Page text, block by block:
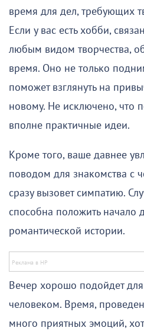
время для дел, требующих
Если у вас есть хобби,
любым видом творчества,
время. Оно не только
поможет взглянуть на
новому. Не исключено, что
вполне практичные идеи.
Кроме того, ваше давнее
поводом для знакомства с
сразу вызовет симпатию.
способна положить начало
романтической истории.
Вечер хорошо подойдет
человеком. Время,
много приятных эмоций,